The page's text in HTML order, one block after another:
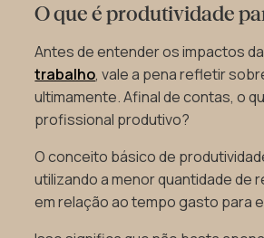
O que é produtividade
Antes de entender os impactos
trabalho, vale a pena refletir
ultimamente. Afinal de contas, o
profissional produtivo?
O conceito básico de
utilizando a menor quantidade de
em relação ao tempo gasto para